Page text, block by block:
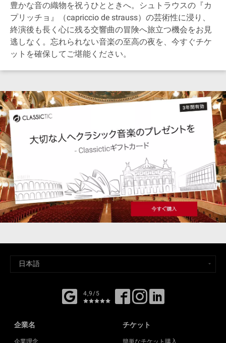
豊かな音の織物を祝うひとときへ。シュトラウスの『カ
プリッチョ』（capriccio de strauss）の芸術性に浸り、
終演後も長く心に残る交響曲の冒険へ旅立つ機会をお見
逃しなく。忘れられない音楽の至高の夜を、今すぐチケ
ットを確保してご堪能ください。
4,9/5
企業名 チケット